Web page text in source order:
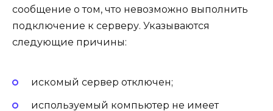
сообщение о том, что невозможно выполнить
подключение к серверу. Указываются
следующие причины:
искомый сервер отключен;
используемый компьютер не имеет